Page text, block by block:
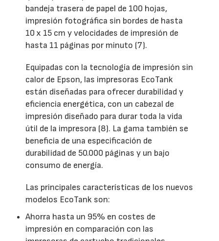
bandeja trasera de papel de 100 hojas,
impresión fotográfica sin bordes de hasta
10 x 15 cm y velocidades de impresión de
hasta 11 páginas por minuto (7).
Equipadas con la tecnología de impresión sin
calor de Epson, las impresoras EcoTank
están diseñadas para ofrecer durabilidad y
eficiencia energética, con un cabezal de
impresión diseñado para durar toda la vida
útil de la impresora (8). La gama también se
beneficia de una especificación de
durabilidad de 50.000 páginas y un bajo
consumo de energía.
Las principales características de los nuevos
modelos EcoTank son:
Ahorra hasta un 95% en costes de
impresión en comparación con las